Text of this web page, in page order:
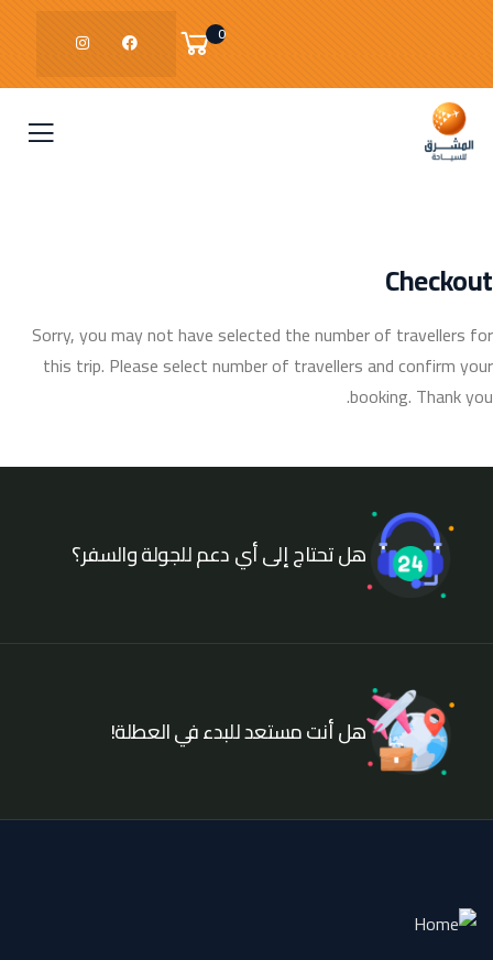
0
Checkout
Sorry, you may not have selected the number of travellers for
this trip. Please select number of travellers and confirm your
booking. Thank you.
هل تحتاج إلى أي دعم للجولة والسفر؟
هل أنت مستعد للبدء في العطلة!